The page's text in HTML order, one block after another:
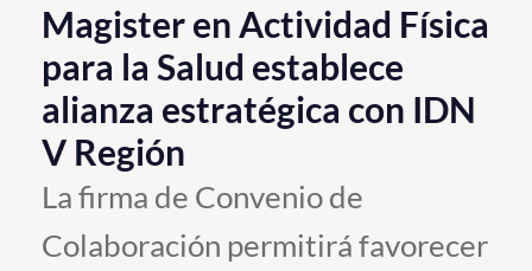
La Universidad
Investigación, Creación e Innovación
PUCV Internacional
Vinculación con el Medio
Admisión
Magister en Actividad Física
para la Salud establece
alianza estratégica con IDN
V Región
La firma de Convenio de
Colaboración permitirá favorecer